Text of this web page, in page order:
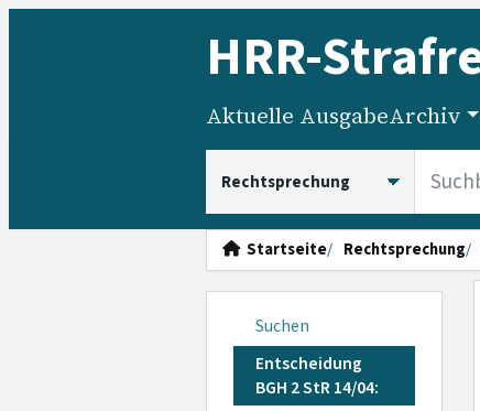
HRR-
Aktuelle AusgabeArchiv
Startseite Rechtsprechung
Suchen
Entscheidung
BGH 2 StR 14/04: